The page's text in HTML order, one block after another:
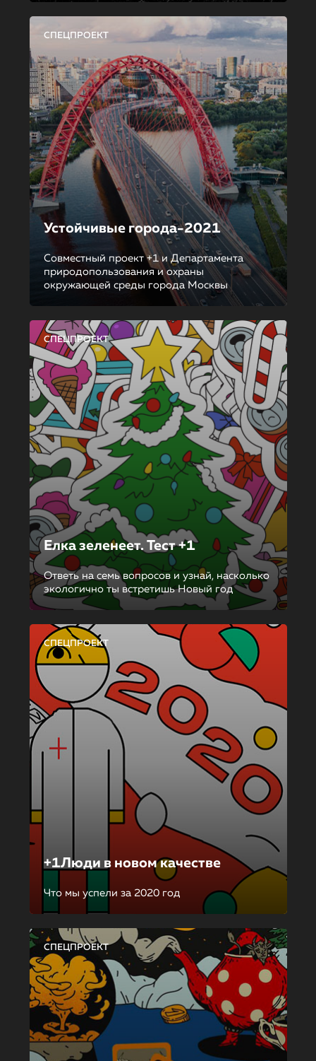
СПЕЦПРОЕКТ
Устойчивые города-2021
Совместный проект +1 и Департамента
природопользования и охраны
окружающей среды города Москвы
СПЕЦПРОЕКТ
Елка зеленеет. Тест +1
Ответь на семь вопросов и узнай, насколько
экологично ты встретишь Новый год
СПЕЦПРОЕКТ
+1Люди в новом качестве
Что мы успели за 2020 год
СПЕЦПРОЕКТ